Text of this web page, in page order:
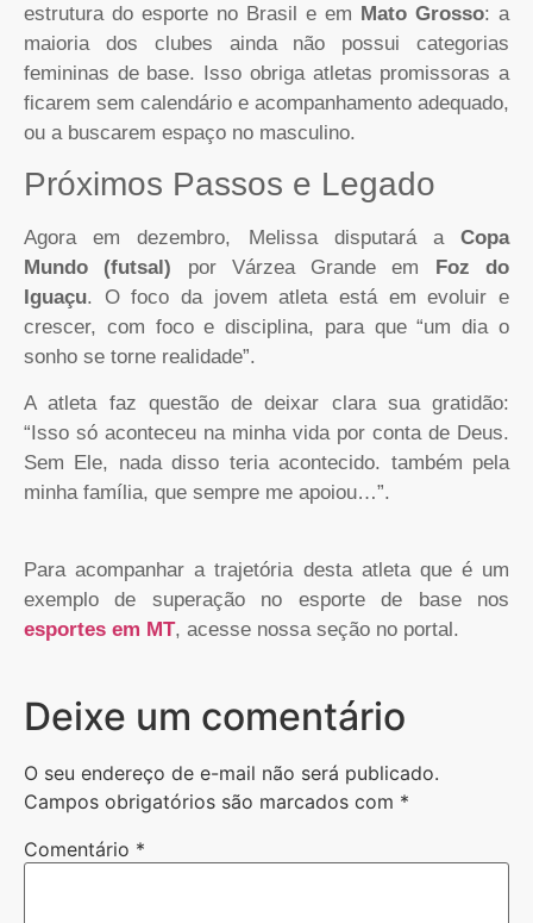
estrutura do esporte no Brasil e em Mato Grosso: a
maioria dos clubes ainda não possui categorias
femininas de base. Isso obriga atletas promissoras a
ficarem sem calendário e acompanhamento adequado,
ou a buscarem espaço no masculino.
Próximos Passos e Legado
Agora em dezembro, Melissa disputará a Copa
Mundo (futsal) por Várzea Grande em Foz do
Iguaçu. O foco da jovem atleta está em evoluir e
crescer, com foco e disciplina, para que “um dia o
sonho se torne realidade”.
A atleta faz questão de deixar clara sua gratidão:
“Isso só aconteceu na minha vida por conta de Deus.
Sem Ele, nada disso teria acontecido. também pela
minha família, que sempre me apoiou…”.
Para acompanhar a trajetória desta atleta que é um
exemplo de superação no esporte de base nos
esportes em MT, acesse nossa seção no portal.
Deixe um comentário
O seu endereço de e-mail não será publicado.
Campos obrigatórios são marcados com *
Comentário *